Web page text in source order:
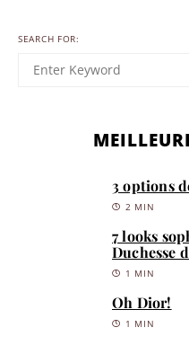
SEARCH FOR:
3 options
2 MIN
7 looks
Duchesse
1 MIN
Oh Dior!
1 MIN